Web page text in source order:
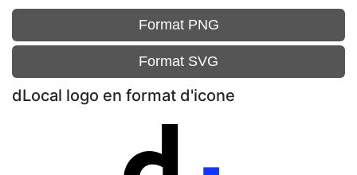
Format PNG
Format SVG
dLocal logo en format d'icone